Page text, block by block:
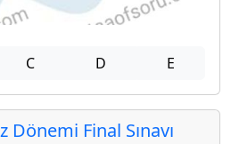
C D E
Dönemi Final Sınavı